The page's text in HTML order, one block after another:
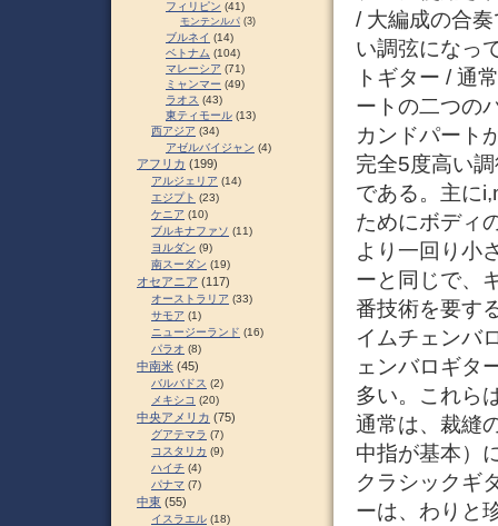
/ 大編成の合
い調弦になっ
トギター / 通
ートの二つの
カンドパート
完全5度高い
である。主に
ためにボディ
より一回り小
ーと同じで、
番技術を要す
イムチェンバ
ェンバロギタ
多い。これら
通常は、裁縫
中指が基本）
クラシックギ
ーは、わりと
フィリピン (41)
モンテンルパ (3)
ブルネイ (14)
ベトナム (104)
マレーシア (71)
ミャンマー (49)
ラオス (43)
東ティモール (13)
西アジア (34)
アゼルバイジャン (4)
アフリカ (199)
アルジェリア (14)
エジプト (23)
ケニア (10)
ブルキナファソ (11)
ヨルダン (9)
南スーダン (19)
オセアニア (117)
オーストラリア (33)
サモア (1)
ニュージーランド (16)
パラオ (8)
中南米 (45)
バルバドス (2)
メキシコ (20)
中央アメリカ (75)
グアテマラ (7)
コスタリカ (9)
ハイチ (4)
パナマ (7)
中東 (55)
イスラエル (18)